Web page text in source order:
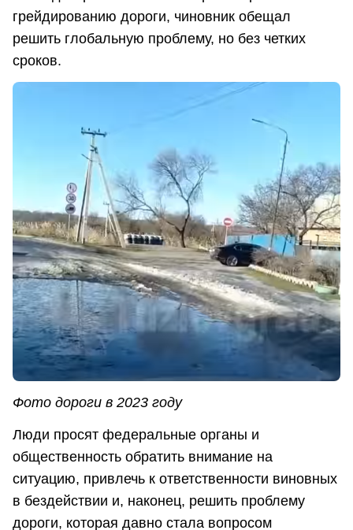
грейдированию дороги, чиновник обещал
решить глобальную проблему, но без четких
сроков.
Фото дороги в 2023 году
Люди просят федеральные органы и
общественность обратить внимание на
ситуацию, привлечь к ответственности виновных
в бездействии и, наконец, решить проблему
дороги, которая давно стала вопросом